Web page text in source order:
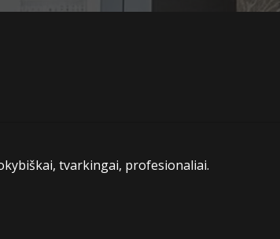
tvarkingai, profesionaliai.